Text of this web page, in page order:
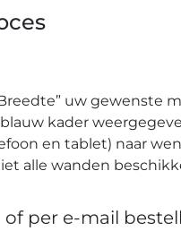
uw gewenste
kader
en tablet) naar
alle wanden
per e-mail